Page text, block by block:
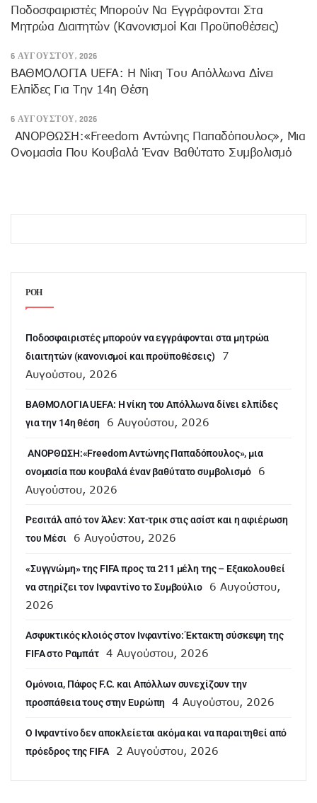
Ποδοσφαιριστές Μπορούν Να Εγγράφονται Στα
Μητρώα Διαιτητών (κανονισμοί Και Προϋποθέσεις)
6 ΑΥΓΟΎΣΤΟΥ, 2026
ΒΑΘΜΟΛΟΓΙΑ UEFA: Η Νίκη Του Απόλλωνα Δίνει
Ελπίδες Για Την 14η Θέση
6 ΑΥΓΟΎΣΤΟΥ, 2026
ANOΡΘΩΣΗ:«Freedom Αντώνης Παπαδόπουλος», Μια
Ονομασία Που Κουβαλά Έναν Βαθύτατο Συμβολισμό
ΡΟΗ
Ποδοσφαιριστές μπορούν να εγγράφονται στα μητρώα
διαιτητών (κανονισμοί και προϋποθέσεις)
7
Αυγούστου, 2026
ΒΑΘΜΟΛΟΓΙΑ UEFA: Η νίκη του Απόλλωνα δίνει ελπίδες
για την 14η θέση
6 Αυγούστου, 2026
ANOΡΘΩΣΗ:«Freedom Αντώνης Παπαδόπουλος», μια
ονομασία που κουβαλά έναν βαθύτατο συμβολισμό
6
Αυγούστου, 2026
Ρεσιτάλ από τον Άλεν: Χατ-τρικ στις ασίστ και η αφιέρωση
του Μέσι
6 Αυγούστου, 2026
«Συγγνώμη» της FIFA προς τα 211 μέλη της – Εξακολουθεί
να στηρίζει τον Ινφαντίνο το Συμβούλιο
6 Αυγούστου,
2026
Ασφυκτικός κλοιός στον Ινφαντίνο: Έκτακτη σύσκεψη της
FIFA στο Ραμπάτ
4 Αυγούστου, 2026
Ομόνοια, Πάφος F.C. και Απόλλων συνεχίζουν την
προσπάθεια τους στην Ευρώπη
4 Αυγούστου, 2026
Ο Ινφαντίνο δεν αποκλείεται ακόμα και να παραιτηθεί από
πρόεδρος της FIFA
2 Αυγούστου, 2026